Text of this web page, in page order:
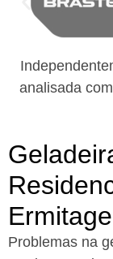
analisada
Problemas na